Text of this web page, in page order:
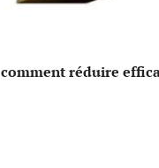
réduire